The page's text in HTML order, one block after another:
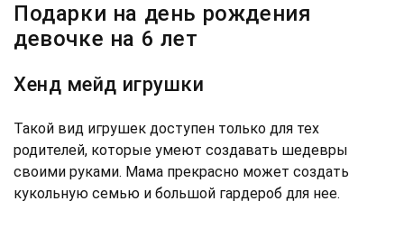
Подарки на день рождения
девочке на 6 лет
Хенд мейд игрушки
Такой вид игрушек доступен только для тех
родителей, которые умеют создавать шедевры
своими руками. Мама прекрасно может создать
кукольную семью и большой гардероб для нее.